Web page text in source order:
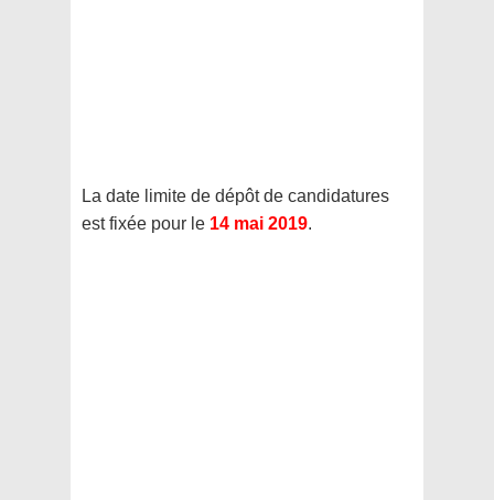
La date limite de dépôt de candidatures
est fixée pour le 14 mai 2019.